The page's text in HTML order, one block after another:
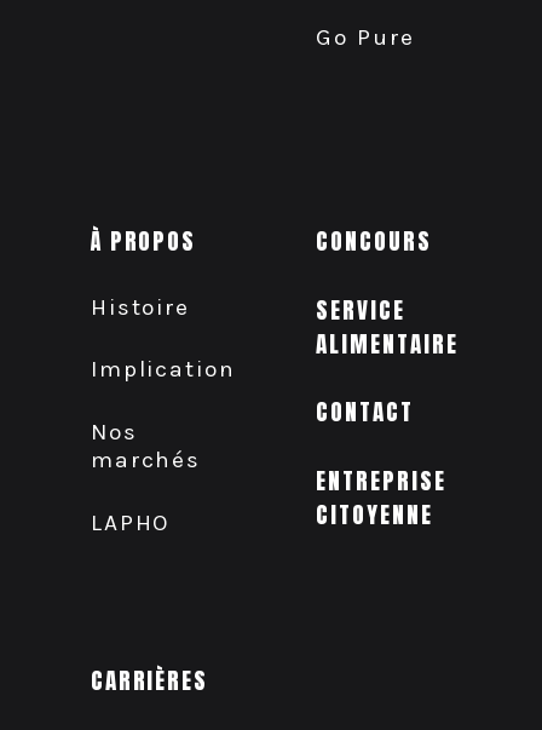
Go Pure
À PROPOS
Histoire
Implication
Nos
marchés
LAPHO
CARRIÈRES
CONCOURS
SERVICE
ALIMENTAIRE
CONTACT
ENTREPRISE
CITOYENNE